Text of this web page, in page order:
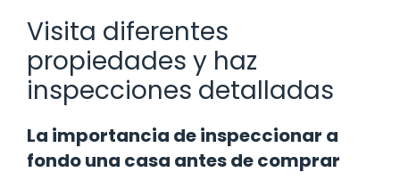
Visita diferentes
propiedades y haz
inspecciones detalladas
La importancia de inspeccionar a
fondo una casa antes de comprar